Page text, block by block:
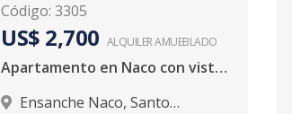
Código: 3305
US$ 2,700 ALQUILERAMUEBLADO
Apartamento en Naco con vista al mar
Ensanche Naco, Santo